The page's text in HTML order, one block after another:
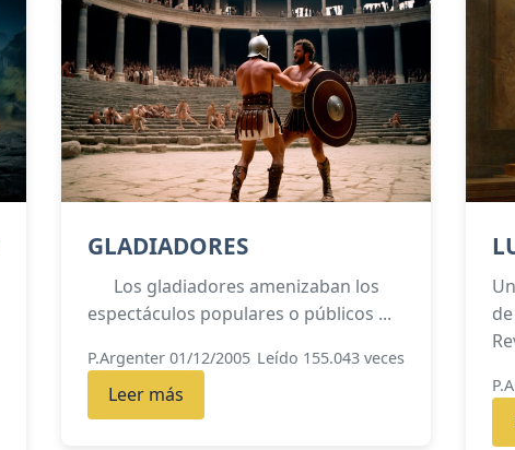
GLADIADORES
Los gladiadores amenizaban los
espectáculos populares o públicos ...
P.Argenter 01/12/2005 Leído 155.043 veces
Leer más